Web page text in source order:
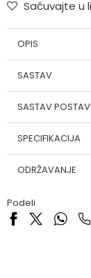
Sačuvajte u
OPIS
SASTAV
SASTAV
SPECIFIKACIJA
ODRŽAVANJE
Podeli